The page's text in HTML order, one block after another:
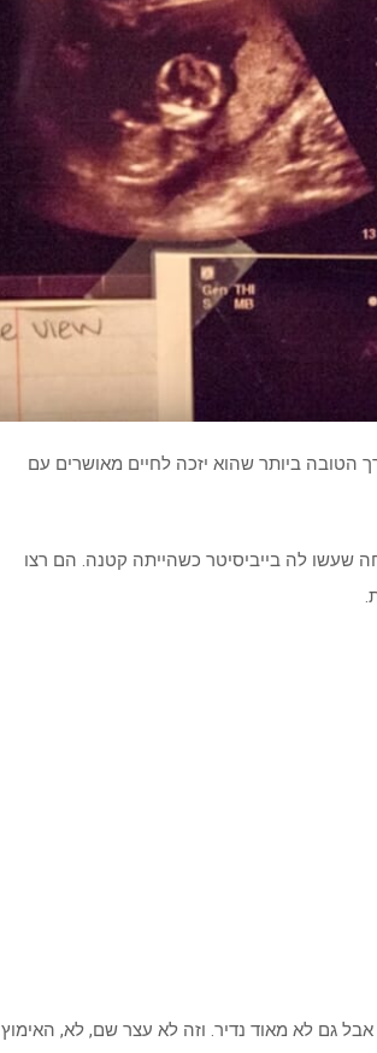
הטובה ביותר שהוא יזכה לחיים מאושרים עם
לה בייביסיטר כשהייתה קטנה. הם רצו
גם לא מאוד נדיר. וזה לא עצר שם, לא, האימוץ